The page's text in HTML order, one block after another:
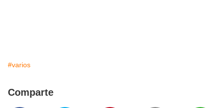
#varios
Comparte